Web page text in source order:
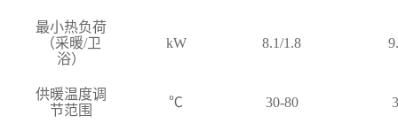
最小热负荷
（采暖/卫
浴）
kW 8.1/1.8
供暖温度调
节范围
℃ 30-80